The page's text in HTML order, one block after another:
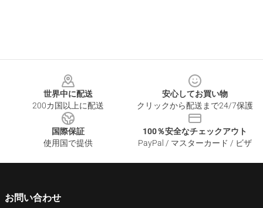
世界中に配送
200カ国以上に配送
安心してお買い物
クリックから配送まで24/7保護
国際保証
使用国で提供
100％安全なチェックアウト
PayPal / マスターカード / ビザ
お問い合わせ